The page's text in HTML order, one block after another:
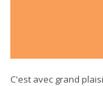
C'est avec grand